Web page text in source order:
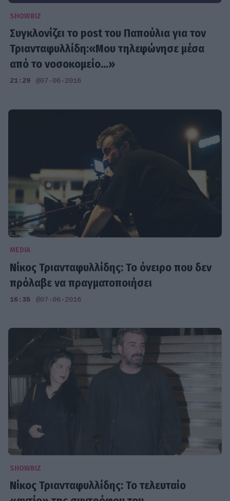
SHOWBIZ
Συγκλονίζει το post του Παπούλια για τον
Τριανταφυλλίδη:«Μου τηλεφώνησε μέσα
από το νοσοκομείο...»
21:29 @07-06-2016
MEDIA
Νίκος Τριανταφυλλίδης: Το όνειρο που δεν
πρόλαβε να πραγματοποιήσει
16:35 @07-06-2016
SHOWBIZ
Νίκος Τριανταφυλλίδης: Το τελευταίο